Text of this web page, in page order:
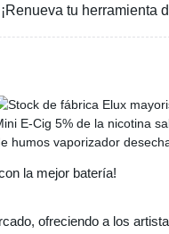
tu herramienta
la mejor batería!
ofreciendo a los